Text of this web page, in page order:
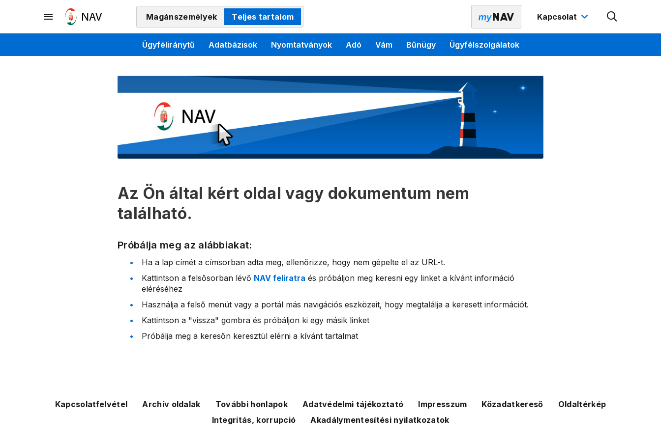
Magánszemélyek Teljes tartalom Kapcsolat
Ügyféliránytű Adatbázisok Nyomtatványok Adó Vám Bűnügy Ügyfélszolgálatok
Az Ön által kért oldal vagy dokumentum nem
található.
Próbálja meg az alábbiakat:
Ha a lap címét a címsorban adta meg, ellenőrizze, hogy nem gépelte el az URL-t.
Kattintson a felsősorban lévő NAV feliratra és próbáljon meg keresni egy linket a kívánt információ
eléréséhez
Használja a felső menüt vagy a portál más navigációs eszközeit, hogy megtalálja a keresett információt.
Kattintson a "vissza" gombra és próbáljon ki egy másik linket
Próbálja meg a keresőn keresztül elérni a kívánt tartalmat
Kapcsolatfelvétel Archív oldalak További honlapok Adatvédelmi tájékoztató Impresszum Közadatkereső
Oldaltérkép
Integritás, korrupció
Akadálymentesítési nyilatkozatok